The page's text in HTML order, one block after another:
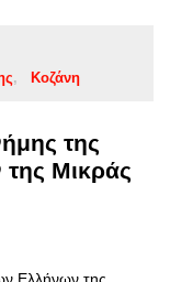
Κοζάνη
της
Μικράς